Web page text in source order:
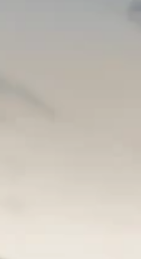
i
projekt